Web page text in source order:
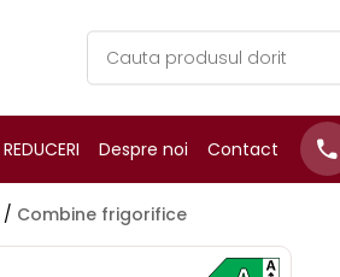
Products
search
REDUCERI Despre noi Contact
/ Combine frigorifice